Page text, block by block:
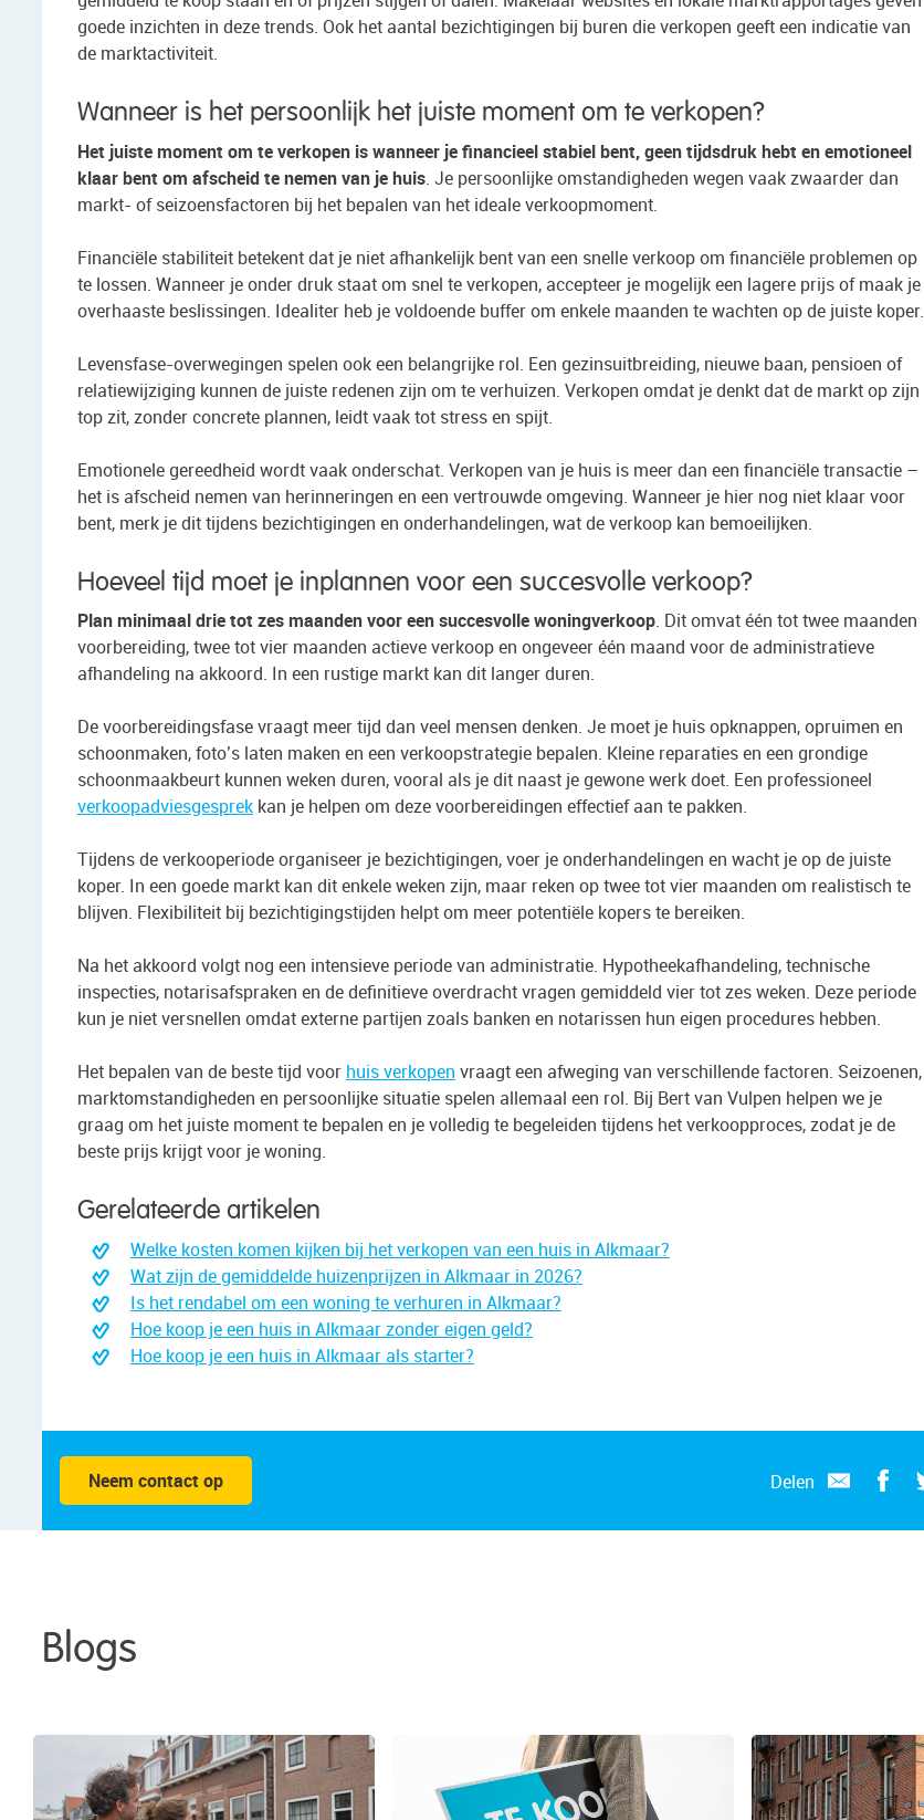
goede inzichten in deze trends. Ook het aantal bezichtigingen bij buren die verkopen geeft een indicatie van
de marktactiviteit.
Wanneer is het persoonlijk het juiste moment om te verkopen?
Het juiste moment om te verkopen is wanneer je financieel stabiel bent, geen tijdsdruk hebt en emotioneel
klaar bent om afscheid te nemen van je huis. Je persoonlijke omstandigheden wegen vaak zwaarder dan
markt- of seizoensfactoren bij het bepalen van het ideale verkoopmoment.
Financiële stabiliteit betekent dat je niet afhankelijk bent van een snelle verkoop om financiële problemen op
te lossen. Wanneer je onder druk staat om snel te verkopen, accepteer je mogelijk een lagere prijs of maak je
overhaaste beslissingen. Idealiter heb je voldoende buffer om enkele maanden te wachten op de juiste koper.
Levensfase-overwegingen spelen ook een belangrijke rol. Een gezinsuitbreiding, nieuwe baan, pensioen of
relatiewijziging kunnen de juiste redenen zijn om te verhuizen. Verkopen omdat je denkt dat de markt op zijn
top zit, zonder concrete plannen, leidt vaak tot stress en spijt.
Emotionele gereedheid wordt vaak onderschat. Verkopen van je huis is meer dan een financiële transactie –
het is afscheid nemen van herinneringen en een vertrouwde omgeving. Wanneer je hier nog niet klaar voor
bent, merk je dit tijdens bezichtigingen en onderhandelingen, wat de verkoop kan bemoeilijken.
Hoeveel tijd moet je inplannen voor een succesvolle verkoop?
Plan minimaal drie tot zes maanden voor een succesvolle woningverkoop. Dit omvat één tot twee maanden
voorbereiding, twee tot vier maanden actieve verkoop en ongeveer één maand voor de administratieve
afhandeling na akkoord. In een rustige markt kan dit langer duren.
De voorbereidingsfase vraagt meer tijd dan veel mensen denken. Je moet je huis opknappen, opruimen en
schoonmaken, foto’s laten maken en een verkoopstrategie bepalen. Kleine reparaties en een grondige
schoonmaakbeurt kunnen weken duren, vooral als je dit naast je gewone werk doet. Een professioneel
verkoopadviesgesprek kan je helpen om deze voorbereidingen effectief aan te pakken.
Tijdens de verkooperiode organiseer je bezichtigingen, voer je onderhandelingen en wacht je op de juiste
koper. In een goede markt kan dit enkele weken zijn, maar reken op twee tot vier maanden om realistisch te
blijven. Flexibiliteit bij bezichtigingstijden helpt om meer potentiële kopers te bereiken.
Na het akkoord volgt nog een intensieve periode van administratie. Hypotheekafhandeling, technische
inspecties, notarisafspraken en de definitieve overdracht vragen gemiddeld vier tot zes weken. Deze periode
kun je niet versnellen omdat externe partijen zoals banken en notarissen hun eigen procedures hebben.
Het bepalen van de beste tijd voor huis verkopen vraagt een afweging van verschillende factoren. Seizoenen,
marktomstandigheden en persoonlijke situatie spelen allemaal een rol. Bij Bert van Vulpen helpen we je
graag om het juiste moment te bepalen en je volledig te begeleiden tijdens het verkoopproces, zodat je de
beste prijs krijgt voor je woning.
Gerelateerde artikelen
Welke kosten komen kijken bij het verkopen van een huis in Alkmaar?
Wat zijn de gemiddelde huizenprijzen in Alkmaar in 2026?
Is het rendabel om een woning te verhuren in Alkmaar?
Hoe koop je een huis in Alkmaar zonder eigen geld?
Hoe koop je een huis in Alkmaar als starter?
Neem contact op Delen
Blogs